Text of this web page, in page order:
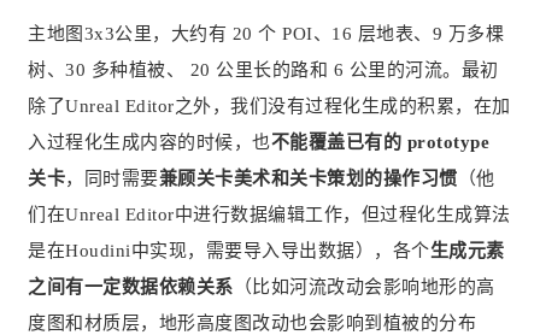
主地图3x3公里，大约有 20 个 POI、16 层地表、9 万多棵
树、30 多种植被、 20 公里长的路和 6 公里的河流。最初
除了Unreal Editor之外，我们没有过程化生成的积累，在加
入过程化生成内容的时候，也不能覆盖已有的 prototype
关卡，同时需要兼顾关卡美术和关卡策划的操作习惯 （他
们在Unreal Editor中进行数据编辑工作，但过程化生成算法
是在Houdini中实现，需要导入导出数据），各个生成元素
之间有一定数据依赖关系 （比如河流改动会影响地形的高
度图和材质层，地形高度图改动也会影响到植被的分布